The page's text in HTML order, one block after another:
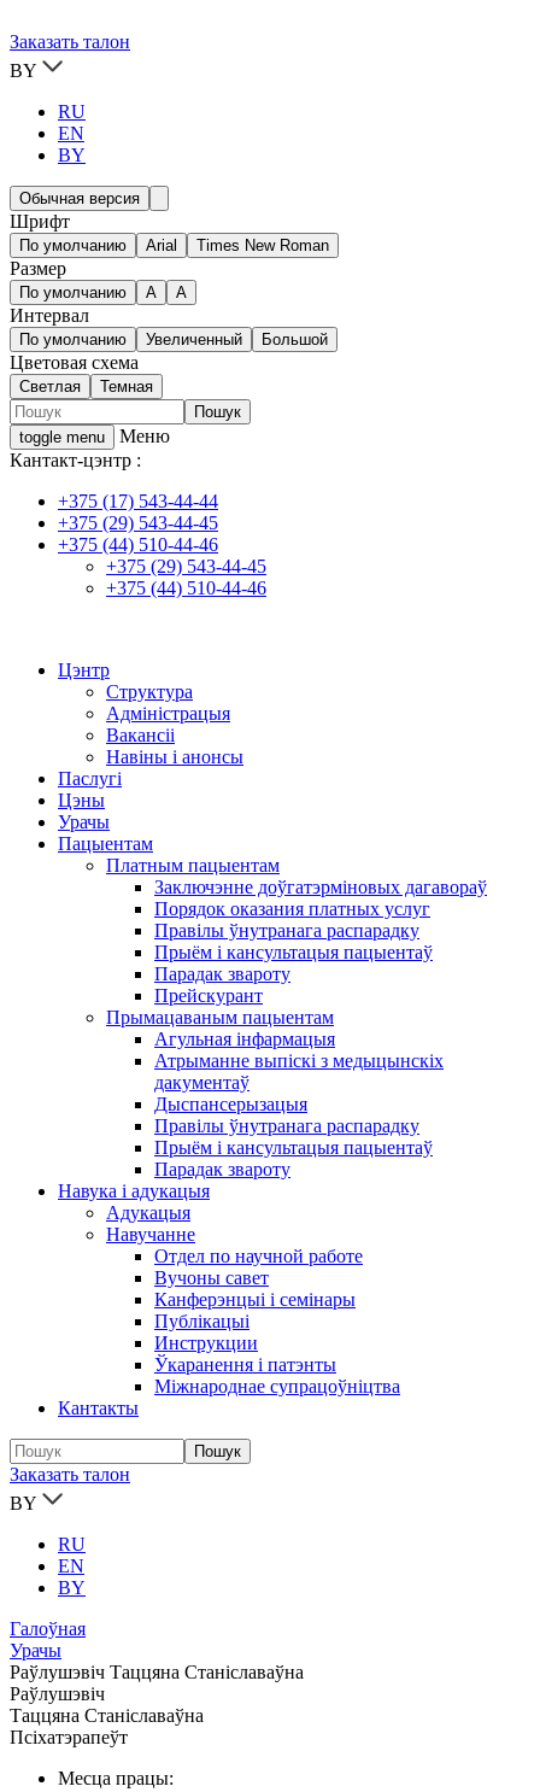
Заказать талон
BY
RU
EN
BY
Обычная версия
Шрифт
По умолчанию Arial Times New Roman
Размер
По умолчанию A A
Интервал
По умолчанию Увеличенный Большой
Цветовая схема
Светлая Темная
toggle menu
Меню
Кантакт-цэнтр :
+375 (17) 543-44-44
+375 (29) 543-44-45
+375 (44) 510-44-46
+375 (29) 543-44-45
+375 (44) 510-44-46
Цэнтр
Структура
Адміністрацыя
Вакансіі
Навіны і анонсы
Паслугі
Цэны
Урачы
Пацыентам
Платным пацыентам
Заключэнне доўгатэрміновых дагавораў
Порядок оказания платных услуг
Правілы ўнутранага распарадку
Прыём і кансультацыя пацыентаў
Парадак звароту
Прейскурант
Прымацаваным пацыентам
Агульная інфармацыя
Атрыманне выпіскі з медыцынскіх
дакументаў
Дыспансерызацыя
Правілы ўнутранага распарадку
Прыём і кансультацыя пацыентаў
Парадак звароту
Навука і адукацыя
Адукацыя
Навучанне
Отдел по научной работе
Вучоны савет
Канферэнцыі і семінары
Публікацыi
Инструкции
Ўкаранення і патэнты
Міжнароднае супрацоўніцтва
Кантакты
Заказать талон
BY
RU
EN
BY
Галоўная
Урачы
Раўлушэвіч Таццяна Станіславаўна
Раўлушэвіч
Таццяна Станіславаўна
Псіхатэрапеўт
Месца працы: